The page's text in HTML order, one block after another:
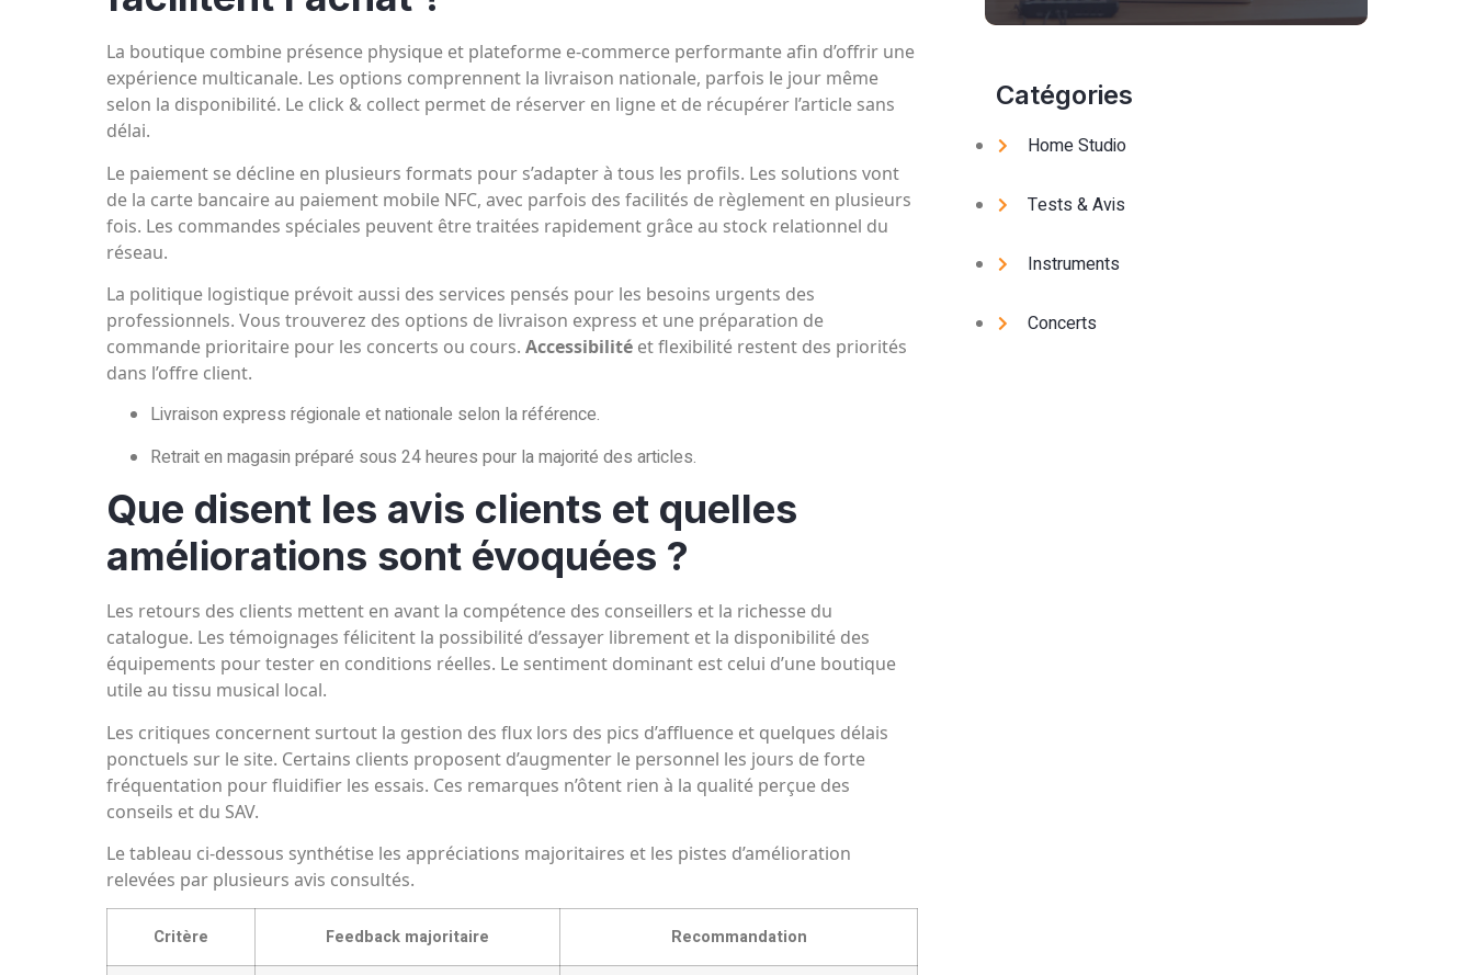
La boutique combine présence physique et plateforme e-commerce performante afin d’offrir une
expérience multicanale. Les options comprennent la livraison nationale, parfois le jour même
selon la disponibilité. Le click & collect permet de réserver en ligne et de récupérer l’article sans
délai.
Le paiement se décline en plusieurs formats pour s’adapter à tous les profils. Les solutions vont
de la carte bancaire au paiement mobile NFC, avec parfois des facilités de règlement en plusieurs
fois. Les commandes spéciales peuvent être traitées rapidement grâce au stock relationnel du
réseau.
La politique logistique prévoit aussi des services pensés pour les besoins urgents des
professionnels. Vous trouverez des options de livraison express et une préparation de
commande prioritaire pour les concerts ou cours. Accessibilité et flexibilité restent des priorités
dans l’offre client.
Livraison express régionale et nationale selon la référence.
Retrait en magasin préparé sous 24 heures pour la majorité des articles.
Que disent les avis clients et quelles
améliorations sont évoquées ?
Les retours des clients mettent en avant la compétence des conseillers et la richesse du
catalogue. Les témoignages félicitent la possibilité d’essayer librement et la disponibilité des
équipements pour tester en conditions réelles. Le sentiment dominant est celui d’une boutique
utile au tissu musical local.
Les critiques concernent surtout la gestion des flux lors des pics d’affluence et quelques délais
ponctuels sur le site. Certains clients proposent d’augmenter le personnel les jours de forte
fréquentation pour fluidifier les essais. Ces remarques n’ôtent rien à la qualité perçue des
conseils et du SAV.
Le tableau ci-dessous synthétise les appréciations majoritaires et les pistes d’amélioration
relevées par plusieurs avis consultés.
Critère Feedback majoritaire Recommandation
Catégories
Home Studio
Tests & Avis
Instruments
Concerts